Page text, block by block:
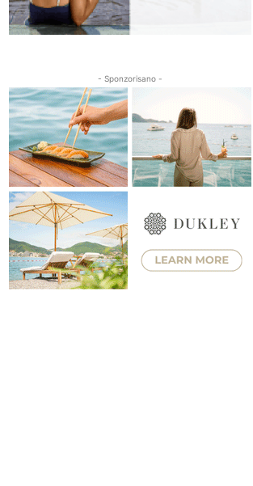
- Sponzorisano -